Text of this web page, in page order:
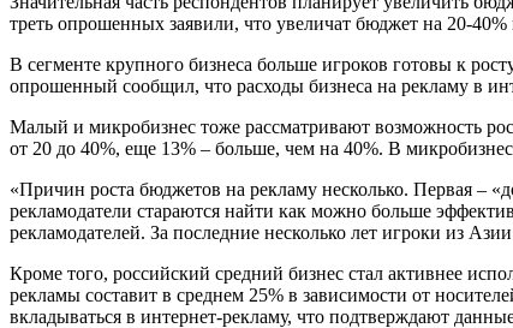
треть опрошенных заявили, что увеличат бюджет на 20-
В сегменте крупного бизнеса больше игроков готовы к
опрошенный сообщил, что расходы бизнеса на рекламу в
Малый и микробизнес тоже рассматривают возможность
от 20 до 40%, еще 13% – больше, чем на 40%. В
«Причин роста бюджетов на рекламу несколько. Первая –
рекламодатели стараются найти как можно больше
рекламодателей. За последние несколько лет игроки из
Кроме того, российский средний бизнес стал активнее
рекламы составит в среднем 25% в зависимости от
вкладываться в интернет-рекламу, что подтверждают